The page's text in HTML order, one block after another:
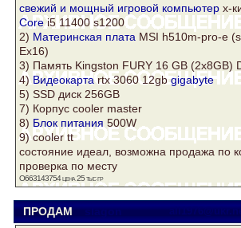
свежий и мощный игровой компьютер х-
Corei5 11400 s1200
2) Материнская плата MSI h510m-pro-e
Ex16)
3) Память Kingston FURY 16 GB (2x8GB)
4)Видеокартаrtx 3060 12gbgigabyte
5) SSD диск 256GB
7) Корпус cooler master
8) Блок питания 500W
9) cooler tt
состояние идеал, возможна продажа по
проверка по месту
O663143754 цена 25 тыс гр
ПРОДАМ slagon